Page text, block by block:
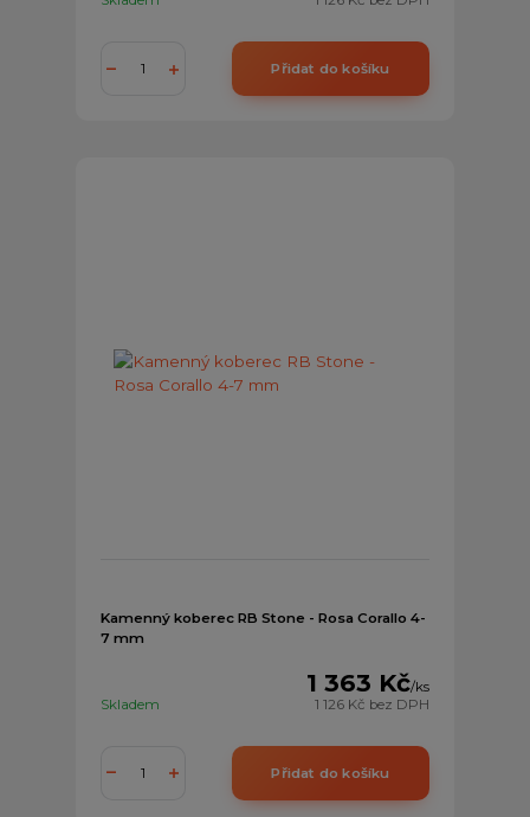
Přidat do košíku
Kamenný koberec RB Stone - Rosa Corallo 4-
7 mm
1 363 Kč/ks
1 126 Kč bez DPH
Skladem
Přidat do košíku